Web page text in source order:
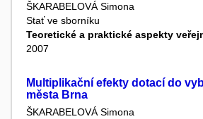
ŠKARABELOVÁ Simona
Stať ve sborníku
Teoretické a praktické aspekty
2007
Multiplikační efekty dotací do
města Brna
ŠKARABELOVÁ Simona